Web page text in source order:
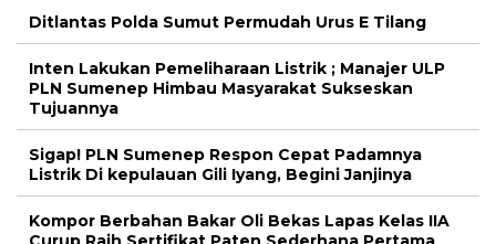
Ditlantas Polda Sumut Permudah Urus E Tilang
Inten Lakukan Pemeliharaan Listrik ; Manajer ULP
PLN Sumenep Himbau Masyarakat Sukseskan
Tujuannya
Sigap! PLN Sumenep Respon Cepat Padamnya
Listrik Di kepulauan Gili Iyang, Begini Janjinya
Kompor Berbahan Bakar Oli Bekas Lapas Kelas IIA